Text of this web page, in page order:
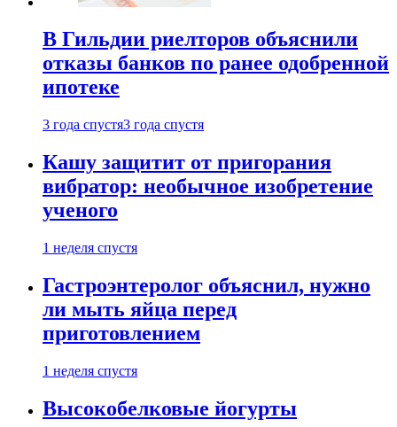
В Гильдии риелторов объяснили
отказы банков по ранее одобренной
ипотеке
3 года спустя3 года спустя
Кашу защитит от пригорания
вибратор: необычное изобретение
ученого
1 неделя спустя
Гастроэнтеролог объяснил, нужно
ли мыть яйца перед
приготовлением
1 неделя спустя
Высокобелковые йогурты